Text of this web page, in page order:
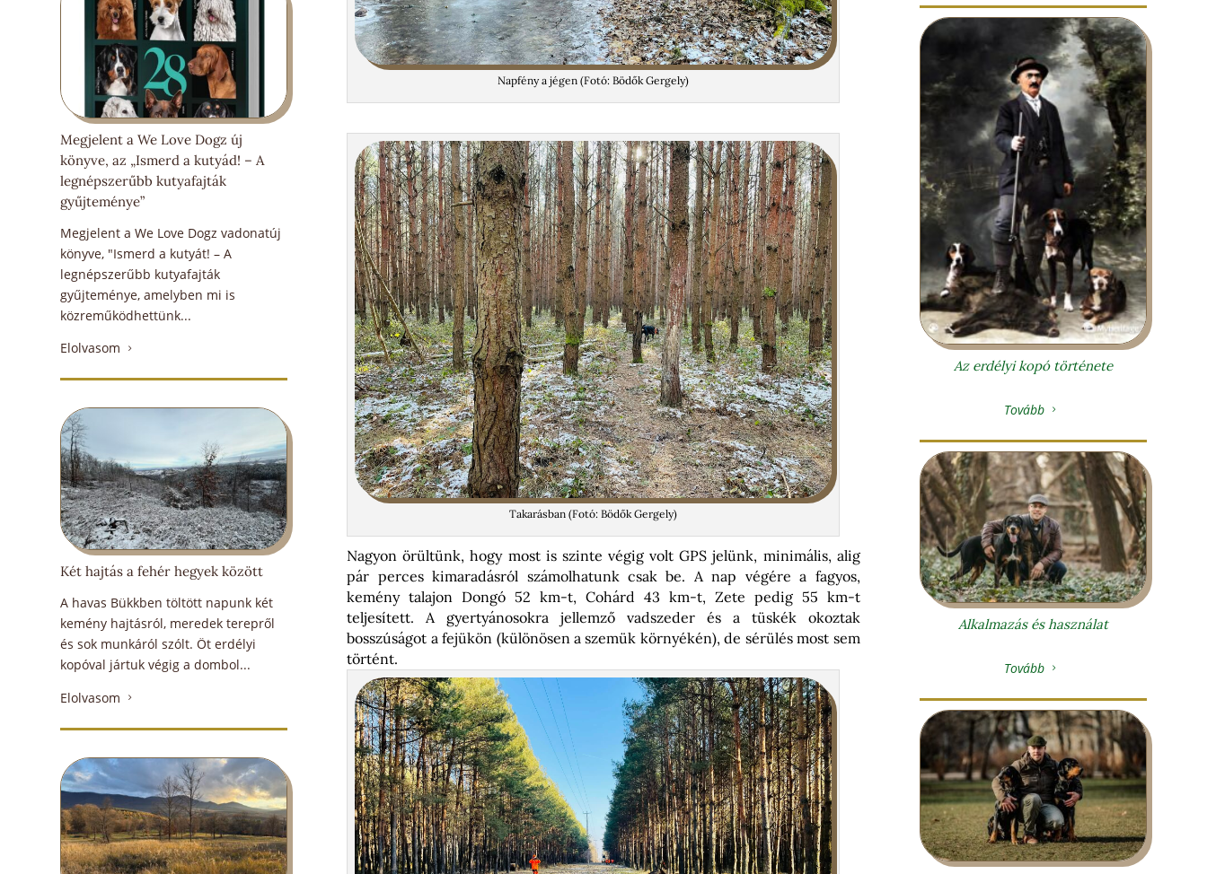
Megjelent a We Love Dogz új
könyve, az „Ismerd a kutyád! – A
legnépszerűbb kutyafajták
gyűjteménye”
Megjelent a We Love Dogz vadonatúj
könyve, "Ismerd a kutyát! – A
legnépszerűbb kutyafajták
gyűjteménye, amelyben mi is
közreműködhettünk...
Elolvasom
5
Két hajtás a fehér hegyek között
A havas Bükkben töltött napunk két
kemény hajtásról, meredek terepről
és sok munkáról szólt. Öt erdélyi
kopóval jártuk végig a dombol...
Elolvasom
5
Napfény a jégen (Fotó: Bödők Gergely)
Takarásban (Fotó: Bödők Gergely)
Nagyon örültünk, hogy most is szinte végig volt GPS jelünk, minimális, alig
pár perces kimaradásról számolhatunk csak be. A nap végére a fagyos,
kemény talajon Dongó 52 km-t, Cohárd 43 km-t, Zete pedig 55 km-t
teljesített. A gyertyánosokra jellemző vadszeder és a tüskék okoztak
bosszúságot a fejükön (különösen a szemük környékén), de sérülés most sem
történt.
Az erdélyi kopó története
Tovább 5
Alkalmazás és használat
Tovább 5